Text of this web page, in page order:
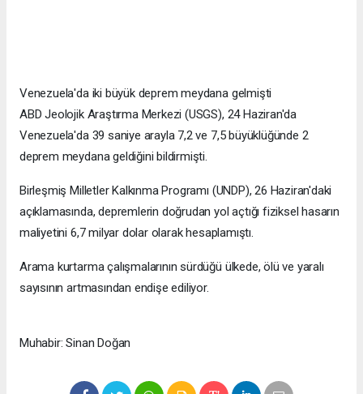
Venezuela'da iki büyük deprem meydana gelmişti
ABD Jeolojik Araştırma Merkezi (USGS), 24 Haziran'da
Venezuela'da 39 saniye arayla 7,2 ve 7,5 büyüklüğünde 2
deprem meydana geldiğini bildirmişti.
Birleşmiş Milletler Kalkınma Programı (UNDP), 26 Haziran'daki
açıklamasında, depremlerin doğrudan yol açtığı fiziksel hasarın
maliyetini 6,7 milyar dolar olarak hesaplamıştı.
Arama kurtarma çalışmalarının sürdüğü ülkede, ölü ve yaralı
sayısının artmasından endişe ediliyor.
Muhabir: Sinan Doğan